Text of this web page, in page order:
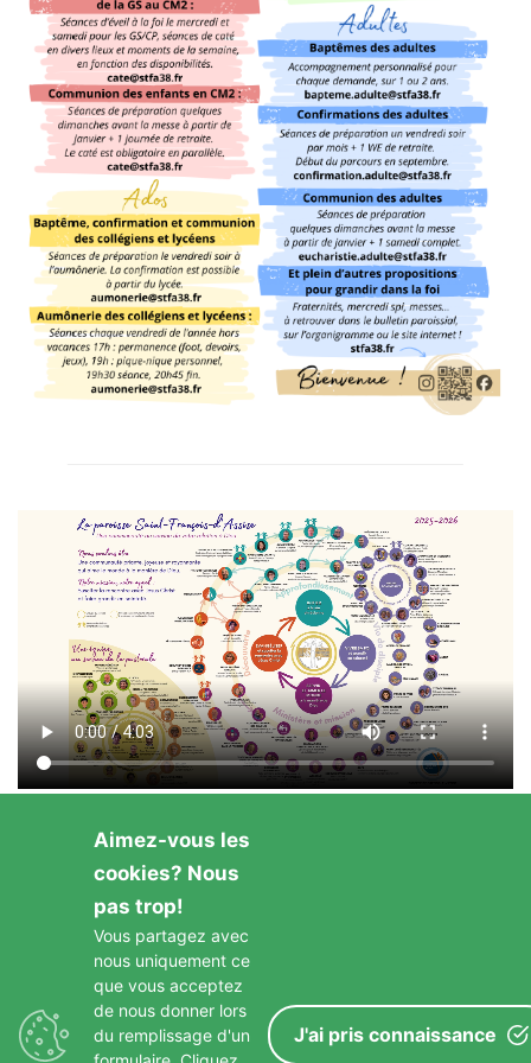
GARDONS LE CONTACT
Aimez-vous les
cookies? Nous
pas trop!
Vous partagez avec
nous uniquement ce
que vous acceptez
de nous donner lors
du remplissage d'un
J'ai pris connaissance